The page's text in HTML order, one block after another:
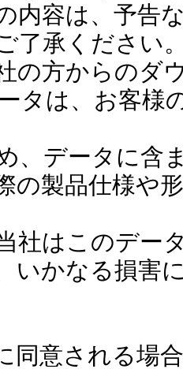
内容は、予告
了承ください
の方からのダ
タは、お客様
、データに含
の製品仕様や
社はこのデー
いかなる損害
同意される場